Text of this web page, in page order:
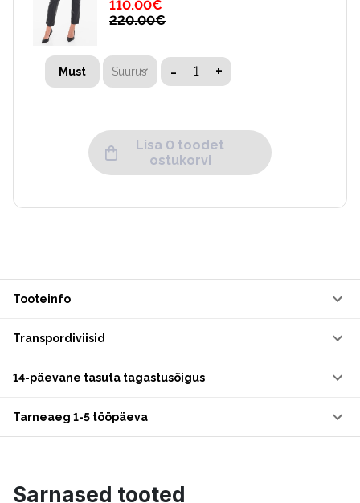
110.00€
220.00€
Must Suurus - +
Lisa 0 toodet
ostukorvi
Tooteinfo
Transpordiviisid
14-päevane tasuta tagastusõigus
Tarneaeg 1-5 tööpäeva
Sarnased tooted